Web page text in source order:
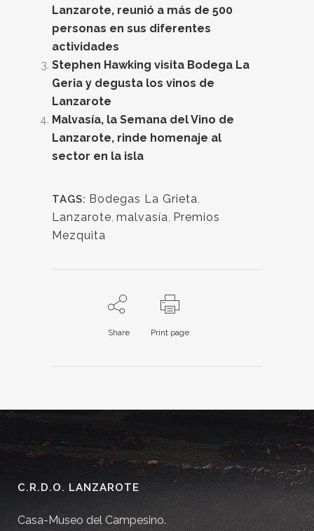
Lanzarote, reunió a más de 500
personas en sus diferentes
actividades
Stephen Hawking visita Bodega La
Geria y degusta los vinos de
Lanzarote
Malvasía, la Semana del Vino de
Lanzarote, rinde homenaje al
sector en la isla
TAGS: Bodegas La Grieta,
Lanzarote, malvasía, Premios
Mezquita
Share Print page
C.R.D.O. LANZAROTE
Casa-Museo del Campesino.